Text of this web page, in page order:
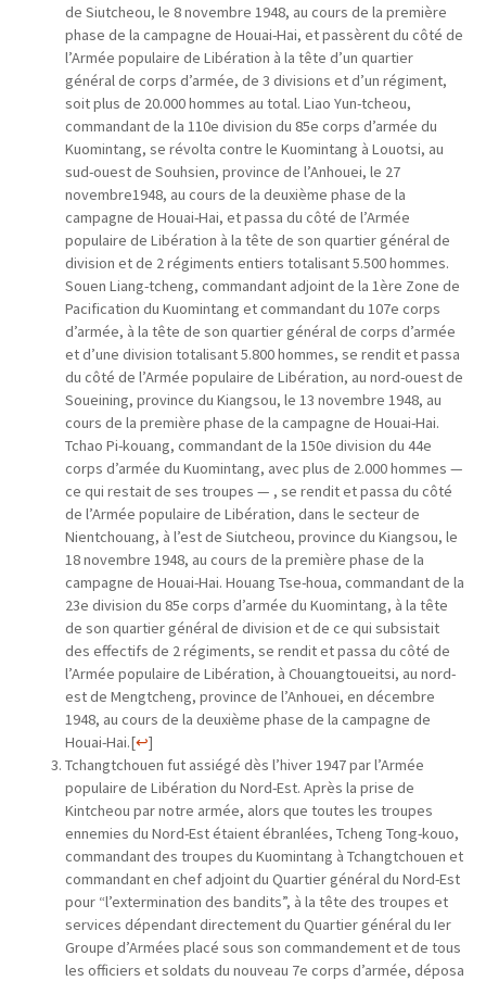
de Siutcheou, le 8 novembre 1948, au cours de la première
phase de la campagne de Houai-Hai, et passèrent du côté de
l’Armée populaire de Libération à la tête d’un quartier
général de corps d’armée, de 3 divisions et d’un régiment,
soit plus de 20.000 hommes au total. Liao Yun-tcheou,
commandant de la 110e division du 85e corps d’armée du
Kuomintang, se révolta contre le Kuomintang à Louotsi, au
sud-ouest de Souhsien, province de l’Anhouei, le 27
novembre1948, au cours de la deuxième phase de la
campagne de Houai-Hai, et passa du côté de l’Armée
populaire de Libération à la tête de son quartier général de
division et de 2 régiments entiers totalisant 5.500 hommes.
Souen Liang-tcheng, commandant adjoint de la 1ère Zone de
Pacification du Kuomintang et commandant du 107e corps
d’armée, à la tête de son quartier général de corps d’armée
et d’une division totalisant 5.800 hommes, se rendit et passa
du côté de l’Armée populaire de Libération, au nord-ouest de
Soueining, province du Kiangsou, le 13 novembre 1948, au
cours de la première phase de la campagne de Houai-Hai.
Tchao Pi-kouang, commandant de la 150e division du 44e
corps d’armée du Kuomintang, avec plus de 2.000 hommes —
ce qui restait de ses troupes — , se rendit et passa du côté
de l’Armée populaire de Libération, dans le secteur de
Nientchouang, à l’est de Siutcheou, province du Kiangsou, le
18 novembre 1948, au cours de la première phase de la
campagne de Houai-Hai. Houang Tse-houa, commandant de la
23e division du 85e corps d’armée du Kuomintang, à la tête
de son quartier général de division et de ce qui subsistait
des effectifs de 2 régiments, se rendit et passa du côté de
l’Armée populaire de Libération, à Chouangtoueitsi, au nord-
est de Mengtcheng, province de l’Anhouei, en décembre
1948, au cours de la deuxième phase de la campagne de
Houai-Hai.[↩]
Tchangtchouen fut assiégé dès l’hiver 1947 par l’Armée
populaire de Libération du Nord-Est. Après la prise de
Kintcheou par notre armée, alors que toutes les troupes
ennemies du Nord-Est étaient ébranlées, Tcheng Tong-kouo,
commandant des troupes du Kuomintang à Tchangtchouen et
commandant en chef adjoint du Quartier général du Nord-Est
pour “l’extermination des bandits”, à la tête des troupes et
services dépendant directement du Quartier général du Ier
Groupe d’Armées placé sous son commandement et de tous
les officiers et soldats du nouveau 7e corps d’armée, déposa